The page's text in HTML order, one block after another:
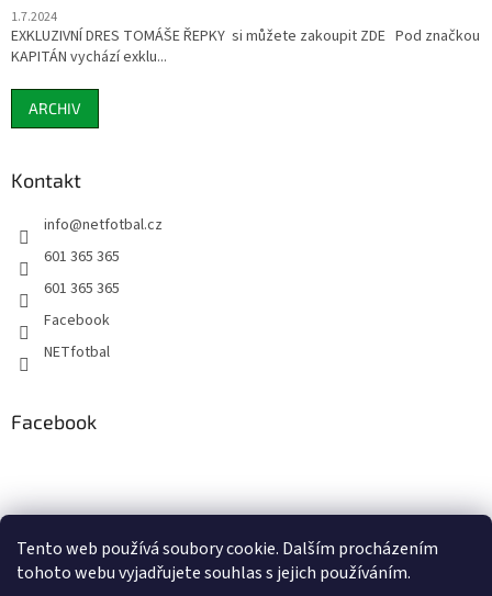
Tento web používá soubory cookie. Dalším procházením
tohoto webu vyjadřujete souhlas s jejich používáním.
1.7.2024
EXKLUZIVNÍ DRES TOMÁŠE ŘEPKY si můžete zakoupit ZDE Pod značkou
KAPITÁN vychází exklu...
ARCHIV
Kontakt
info@netfotbal.cz
601 365 365
601 365 365
Facebook
NETfotbal
Facebook